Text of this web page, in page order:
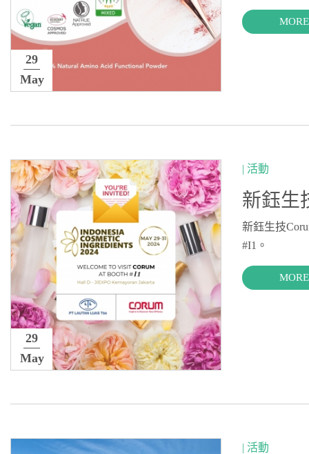
29
May
MORE
29
May
| 活動
新鈺生
新鈺生技
#I1。
MORE
| 活動